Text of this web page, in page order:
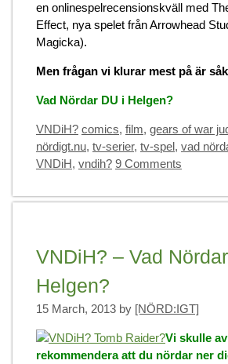
en onlinespelrecensionskväll med
Effect, nya spelet från Arrowhead
Magicka).
Men frågan vi klurar mest på är
Vad Nördar DU i Helgen?
Categories
VNDiH? Tags
comics, film, gears of war
nördigt.nu, tv-serier, tv-spel, vad
VNDiH, vndih? 9 Comments
VNDiH? – Vad
Helgen?
15 March, 2013 by [NÖRD:IGT]
Vi skulle
rekommendera att du nördar ner